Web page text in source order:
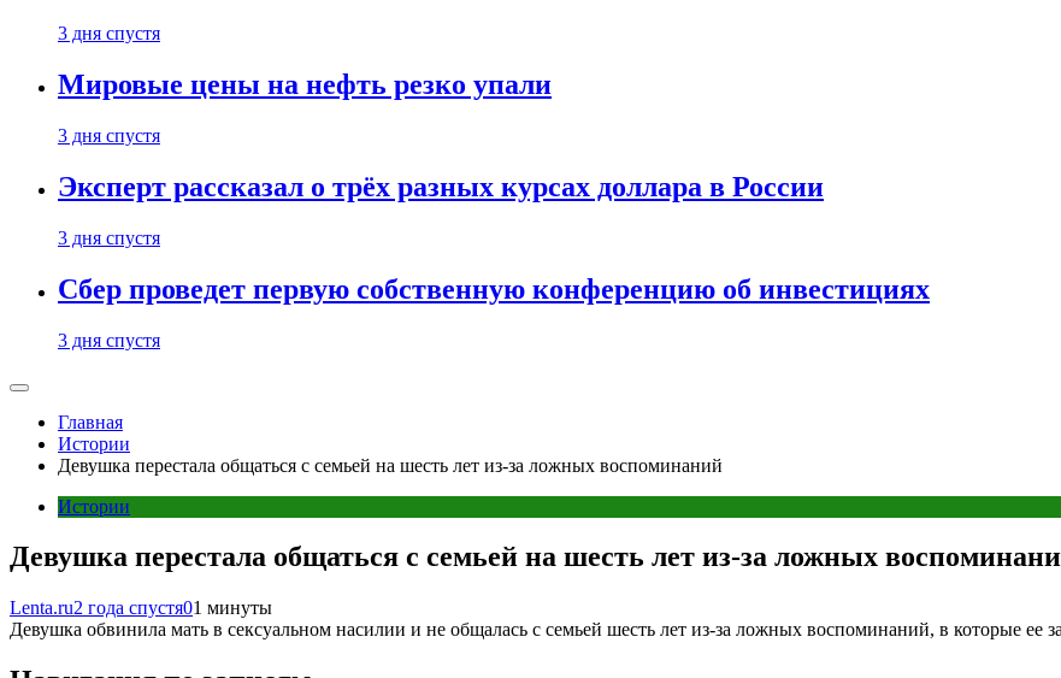
3 дня спустя
Мировые цены на нефть резко упали
3 дня спустя
Эксперт рассказал о трёх разных курсах доллара в России
3 дня спустя
Сбер проведет первую собственную конференцию об инвестициях
3 дня спустя
Главная
Истории
Девушка перестала общаться с семьей на шесть лет из-за ложных воспоминаний
Истории
Девушка перестала общаться с семьей на шесть лет из-за ложных
Lenta.ru2 года спустя01 минуты
Девушка обвинила мать в сексуальном насилии и не общалась с семьей шесть лет из-за ложных воспоминаний, в которые ее